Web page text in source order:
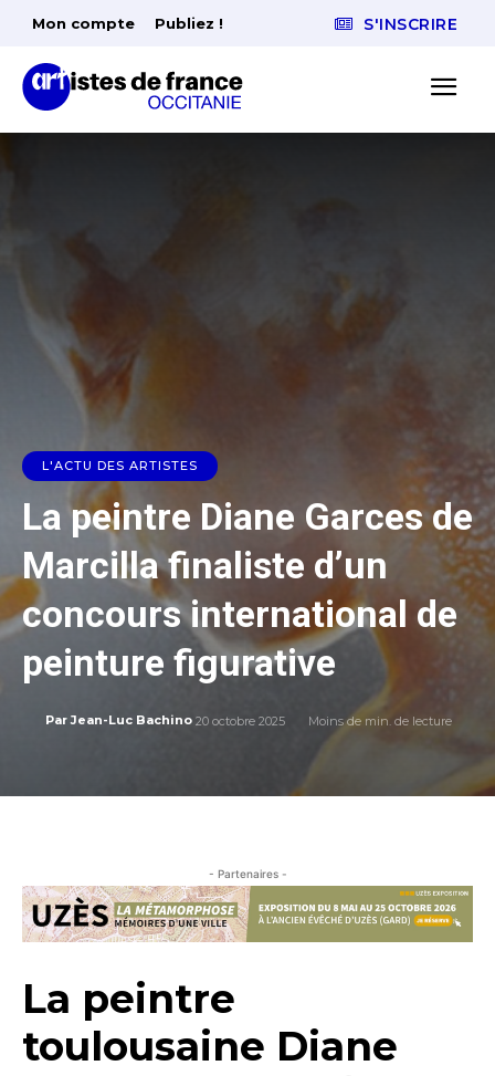
Mon compte Publiez ! S'INSCRIRE
L'ACTU DES ARTISTES
La peintre Diane Garces de
Marcilla finaliste d’un
concours international de
peinture figurative
Par Jean-Luc Bachino 20 octobre 2025 Moins de min. de lecture
- Partenaires -
La peintre
toulousaine Diane